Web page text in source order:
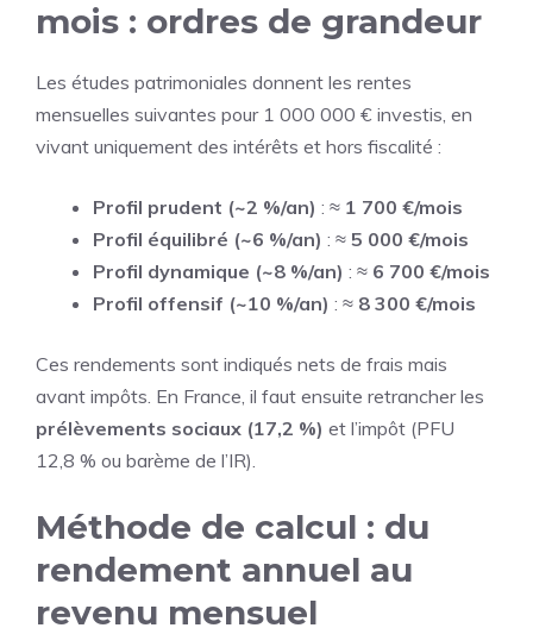
mois : ordres de grandeur
Les études patrimoniales donnent les rentes
mensuelles suivantes pour 1 000 000 € investis, en
vivant uniquement des intérêts et hors fiscalité :
Profil prudent (~2 %/an) : ≈ 1 700 €/mois
Profil équilibré (~6 %/an) : ≈ 5 000 €/mois
Profil dynamique (~8 %/an) : ≈ 6 700 €/mois
Profil offensif (~10 %/an) : ≈ 8 300 €/mois
Ces rendements sont indiqués nets de frais mais
avant impôts. En France, il faut ensuite retrancher les
prélèvements sociaux (17,2 %) et l’impôt (PFU
12,8 % ou barème de l’IR).
Méthode de calcul : du
rendement annuel au
revenu mensuel